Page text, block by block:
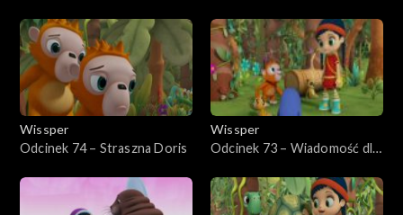
Wissper
Odcinek 74 – Straszna Doris
Wissper
Odcinek 73 – Wiadomość dla